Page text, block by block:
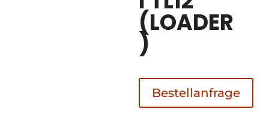
(LOADER
)
Bestellanfrage